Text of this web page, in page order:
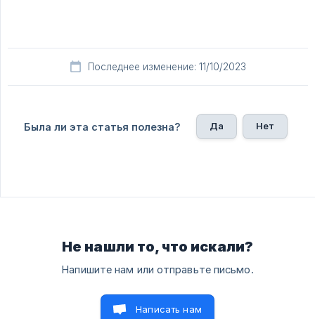
Последнее изменение: 11/10/2023
Была ли эта статья полезна? Да Нет
Не нашли то, что искали?
Напишите нам или отправьте письмо.
Написать нам